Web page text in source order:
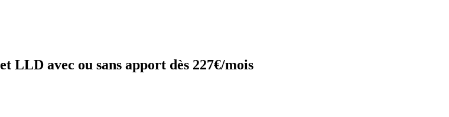
LLD avec ou sans apport dès 227€/mois